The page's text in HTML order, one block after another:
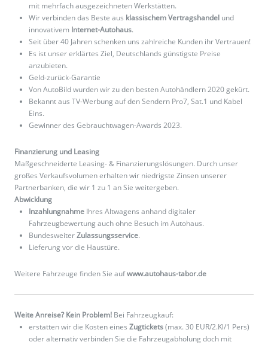
mit mehrfach ausgezeichneten Werkstätten.
Wir verbinden das Beste aus klassischem Vertragshandel und
innovativem Internet-Autohaus.
Seit über 40 Jahren schenken uns zahlreiche Kunden ihr Vertrauen!
Es ist unser erklärtes Ziel, Deutschlands günstigste Preise
anzubieten.
Geld-zurück-Garantie
Von AutoBild wurden wir zu den besten Autohändlern 2020 gekürt.
Bekannt aus TV-Werbung auf den Sendern Pro7, Sat.1 und Kabel
Eins.
Gewinner des Gebrauchtwagen-Awards 2023.
Finanzierung und Leasing
Maßgeschneiderte Leasing- & Finanzierungslösungen. Durch unser
großes Verkaufsvolumen erhalten wir niedrigste Zinsen unserer
Partnerbanken, die wir 1 zu 1 an Sie weitergeben.
Abwicklung
Inzahlungnahme Ihres Altwagens anhand digitaler
Fahrzeugbewertung auch ohne Besuch im Autohaus.
BundesweiterZulassungsservice.
Lieferung vor die Haustüre.
Weitere Fahrzeuge finden Sie aufwww.autohaus-tabor.de
Weite Anreise? Kein Problem! Bei Fahrzeugkauf:
erstatten wir die Kosten eines Zugtickets(max. 30 EUR/2.Kl/1 Pers)
oder alternativ verbinden Sie die Fahrzeugabholung doch mit